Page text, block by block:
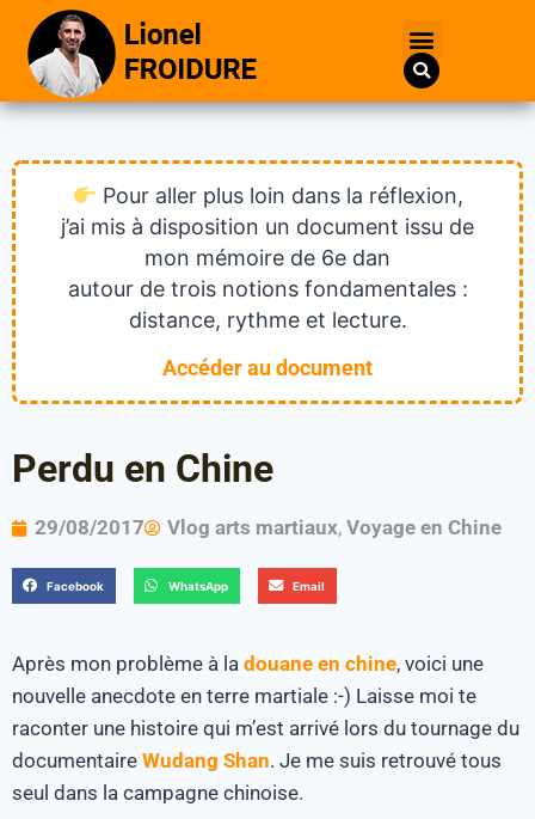
Pour aller plus loin dans la réflexion,
j’ai mis à disposition un document issu de
mon mémoire de 6e dan
autour de trois notions fondamentales :
distance, rythme et lecture.
Accéder au document
Perdu en Chine
29/08/2017 Vlog arts martiaux, Voyage en Chine
Facebook WhatsApp Email
Après mon problème à la douane en chine, voici une
nouvelle anecdote en terre martiale :-) Laisse moi te
raconter une histoire qui m’est arrivé lors du tournage du
documentaire Wudang Shan. Je me suis retrouvé tous
seul dans la campagne chinoise.